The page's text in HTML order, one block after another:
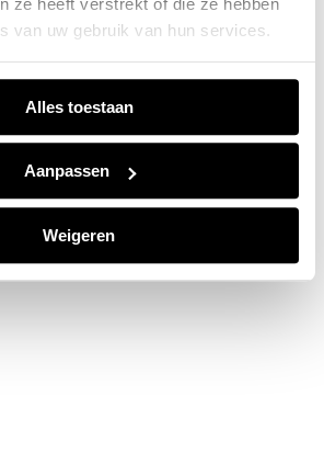
ze heeft verstrekt of die ze hebben
van uw gebruik van hun services.
Alles toestaan
Aanpassen
Weigeren